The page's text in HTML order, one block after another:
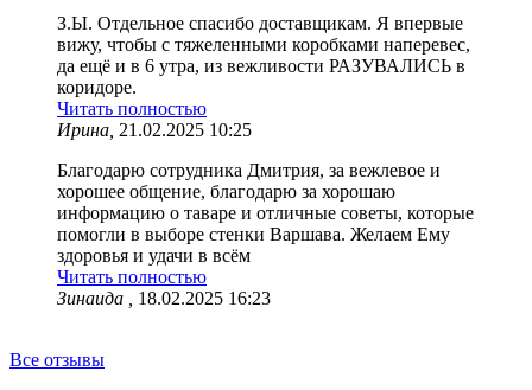
З.Ы. Отдельное спасибо доставщикам. Я впервые
вижу, чтобы с тяжеленными коробками наперевес,
да ещё и в 6 утра, из вежливости РАЗУВАЛИСЬ в
коридоре.
Читать полностью
Ирина, 21.02.2025 10:25
Благодарю сотрудника Дмитрия, за вежлевое и
хорошее общение, благодарю за хорошаю
информацию о таваре и отличные советы, которые
помогли в выборе стенки Варшава. Желаем Ему
здоровья и удачи в всём
Читать полностью
Зинаида ,
18.02.2025 16:23
Все отзывы